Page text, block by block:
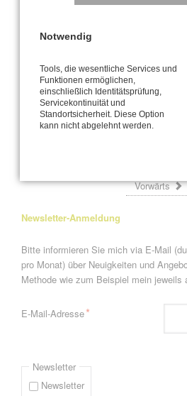
Vorsätze fürs neue Jahr? Ich verrate
Bequem soll's sein - fürs Hirn!
Plädoyer für die Hüfte
Vorwärts
Newsletter-Anmeldung
Bitte informieren Sie mich via E-Mail
pro Monat) über Neuigkeiten und
Methode wie zum Beispiel mein jeweils
Pflichtfeld
E-Mail-Adresse*
Newsletter
Newsletter
Notwendig
Tools, die wesentliche Services und
Funktionen ermöglichen,
einschließlich Identitätsprüfung,
Servicekontinuität und
Standortsicherheit. Diese Option
kann nicht abgelehnt werden.